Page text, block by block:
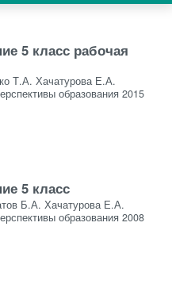
5 класс рабочая
Т.А. Хачатурова Е.А.
образования 2015
5 класс
Б.А. Хачатурова Е.А.
образования 2008